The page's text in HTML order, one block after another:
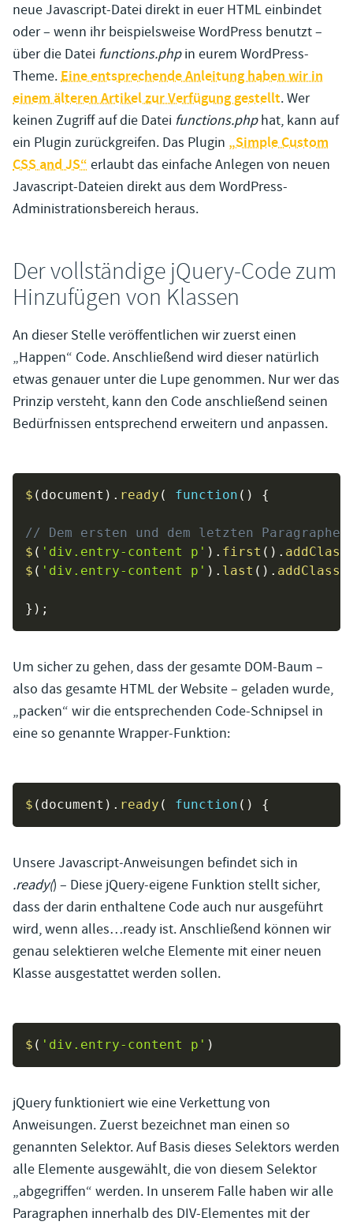
neue Javascript-Datei direkt in euer HTML einbindet
oder – wenn ihr beispielsweise WordPress benutzt –
über die Datei functions.phpin eurem WordPress-
Theme.Eine entsprechende Anleitung haben wir in
einem älteren Artikel zur Verfügung gestellt. Wer
keinen Zugriff auf die Datei functions.phphat, kann auf
ein Plugin zurückgreifen. Das Plugin „Simple Custom
CSS and JS“ erlaubt das einfache Anlegen von neuen
Javascript-Dateien direkt aus dem WordPress-
Administrationsbereich heraus.
Der vollständige jQuery-Code zum
Hinzufügen von Klassen
An dieser Stelle veröffentlichen wir zuerst einen
„Happen“ Code. Anschließend wird dieser natürlich
etwas genauer unter die Lupe genommen. Nur wer das
Prinzip versteht, kann den Code anschließend seinen
Bedürfnissen entsprechend erweitern und anpassen.
$ ( document ) . ready ( function ( ) {
// Dem ersten und dem letzten
$ ( 'div.entry-content p' ) . first ( ) . addClass
$ ( 'div.entry-content p' ) . last ( ) . addClass
} ) ;
Um sicher zu gehen, dass der gesamte DOM-Baum –
also das gesamte HTML der Website – geladen wurde,
„packen“ wir die entsprechenden Code-Schnipsel in
eine so genannte Wrapper-Funktion:
$ ( document ) . ready ( function ( ) {
Unsere Javascript-Anweisungen befindet sich in
.ready() – Diese jQuery-eigene Funktion stellt sicher,
dass der darin enthaltene Code auch nur ausgeführt
wird, wenn alles…ready ist. Anschließend können wir
genau selektieren welche Elemente mit einer neuen
Klasse ausgestattet werden sollen.
$ ( 'div.entry-content p' )
jQuery funktioniert wie eine Verkettung von
Anweisungen. Zuerst bezeichnet man einen so
genannten Selektor. Auf Basis dieses Selektors werden
alle Elemente ausgewählt, die von diesem Selektor
„abgegriffen“ werden. In unserem Falle haben wir alle
Paragraphen innerhalb des DIV-Elementes mit der